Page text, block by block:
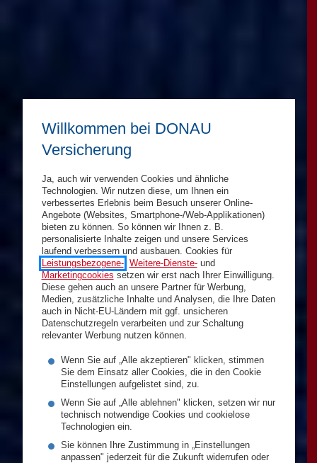
Willkommen bei DONAU
Versicherung
Ja, auch wir verwenden Cookies und ähnliche
Technologien. Wir nutzen diese, um Ihnen ein
verbessertes Erlebnis beim Besuch unserer Online-
Angebote (Websites, Smartphone-/Web-Applikationen)
bieten zu können. So können wir Ihnen z. B.
personalisierte Inhalte zeigen und unsere Services
laufend verbessern und ausbauen. Cookies für
Leistungsbezogene-, Weitere-Dienste-und
Marketingcookies setzen wir erst nach Ihrer Einwilligung.
Diese gehen auch an unsere Partner für Werbung,
Medien, zusätzliche Inhalte und Analysen, die Ihre Daten
auch in Nicht-EU-Ländern mit ggf. unsicheren
Datenschutzregeln verarbeiten und zur Schaltung
relevanter Werbung nutzen können.
Wenn Sie auf „Alle akzeptieren" klicken, stimmen
Sie dem Einsatz aller Cookies, die in den Cookie
Einstellungen aufgelistet sind, zu.
Wenn Sie auf „Alle ablehnen" klicken, setzen wir nur
technisch notwendige Cookies und cookielose
Technologien ein.
Sie können Ihre Zustimmung in „Einstellungen
anpassen" jederzeit für die Zukunft widerrufen oder